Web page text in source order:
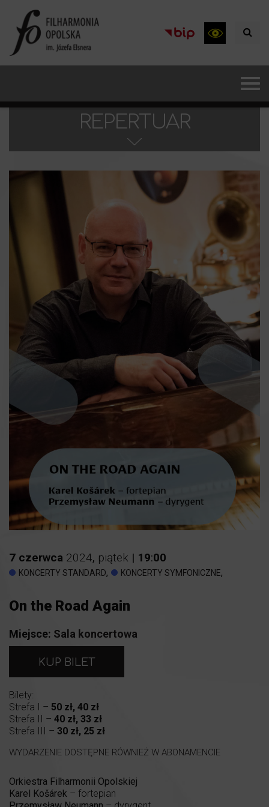
REPERTUAR
7 czerwca 2024, piątek | 19:00
KONCERTY STANDARD, KONCERTY SYMFONICZNE,
On the Road Again
Miejsce: Sala koncertowa
KUP BILET
Bilety:
Strefa I – 50 zł, 40 zł
Strefa II – 40 zł, 33 zł
Strefa III – 30 zł, 25 zł
WYDARZENIE DOSTĘPNE RÓWNIEŻ W ABONAMENCIE
Orkiestra Filharmonii Opolskiej
Karel Košárek – fortepian